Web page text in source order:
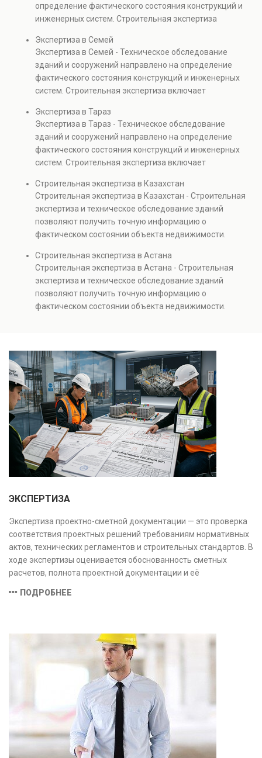
также при судебных разбирательствах и технических
проверках.
определение фактического состояния конструкций и
инженерных систем. Строительная экспертиза
прочности элементов и оценку эксплуатационной
безопасности. Услуга востребована при покупке
недвижимости, капитальном ремонте и реконструкции
объектов, а также при судебных разбирательствах и
технических проверках.
Экспертиза в Семей
Экспертиза в Семей - Техническое обследование
зданий и сооружений направлено на определение
фактического состояния конструкций и инженерных
систем. Строительная экспертиза включает
элементов и оценку эксплуатационной безопасности.
Услуга востребована при покупке недвижимости,
капитальном ремонте и реконструкции объектов, а
также при судебных разбирательствах и технических
проверках.
Экспертиза в Тараз
Экспертиза в Тараз - Техническое обследование
зданий и сооружений направлено на определение
фактического состояния конструкций и инженерных
систем. Строительная экспертиза включает
элементов и оценку эксплуатационной безопасности.
Услуга востребована при покупке недвижимости,
капитальном ремонте и реконструкции объектов, а
также при судебных разбирательствах и технических
проверках.
Строительная экспертиза в Казахстан
Строительная экспертиза в Казахстан - Строительная
экспертиза и техническое обследование зданий
позволяют получить точную информацию о
фактическом состоянии объекта недвижимости.
инженерных систем с выявлением скрытых дефектов
и нарушений. Услуга используется для проверки
качества строительства, подготовки к реконструкции,
оценки рисков и судебных разбирательств.
Результатом является официальное техническое
Строительная экспертиза в Астана
Строительная экспертиза в Астана - Строительная
экспертиза и техническое обследование зданий
позволяют получить точную информацию о
фактическом состоянии объекта недвижимости.
качества строительства, подготовки к реконструкции,
оценки рисков и судебных разбирательств.
Результатом является официальное техническое
заключение, имеющее юридическую силу.
ЭКСПЕРТИЗА
Экспертиза проектно-сметной документации — это проверка
соответствия проектных решений требованиям нормативных
актов, технических регламентов и строительных стандартов. В
ходе экспертизы оценивается обоснованность сметных
расчетов, полнота проектной документации и её
предотвратить ошибки на этапе строительства и
ПОДРОБНЕЕ